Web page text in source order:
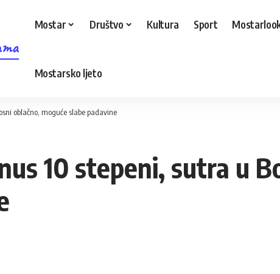
Mostar Društvo Kultura Sport
Mostarsko ljeto
oblačno, moguće slabe padavine
10 stepeni, sutra u